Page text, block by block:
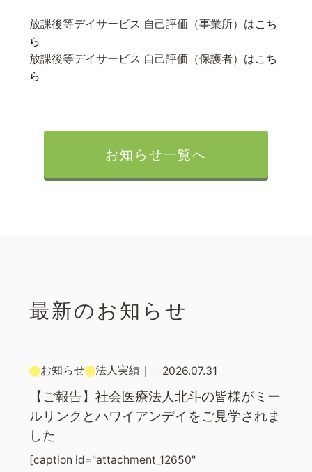
放課後等デイサービス 自己評価（事業所）はこち
ら
放課後等デイサービス 自己評価（保護者）はこち
ら
お知らせ一覧へ
最新のお知らせ
お知らせ 法人実績 ｜ 2026.07.31
【ご報告】社会医療法人北斗の皆様がミー
ルリンクとハワイアンデイをご見学されま
した
[caption id="attachment_12650"